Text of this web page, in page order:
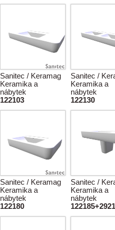
Sanitec / Keramag
Keramika a
nábytek
122103
Sanitec /
Keramika a
nábytek
122130
Sanitec / Keramag
Keramika a
nábytek
122180
Sanitec /
Keramika a
nábytek